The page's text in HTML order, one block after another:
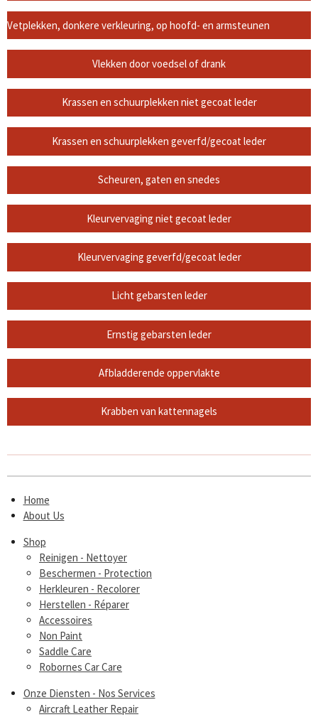
Vetplekken, donkere verkleuring, op hoofd- en armsteunen
Vlekken door voedsel of drank
Krassen en schuurplekken niet gecoat leder
Krassen en schuurplekken geverfd/gecoat leder
Scheuren, gaten en snedes
Kleurvervaging niet gecoat leder
Kleurvervaging geverfd/gecoat leder
Licht gebarsten leder
Ernstig gebarsten leder
Afbladderende oppervlakte
Krabben van kattennagels
Home
About Us
Shop
Reinigen - Nettoyer
Beschermen - Protection
Herkleuren - Recolorer
Herstellen - Réparer
Accessoires
Non Paint
Saddle Care
Robornes Car Care
Onze Diensten - Nos Services
Aircraft Leather Repair